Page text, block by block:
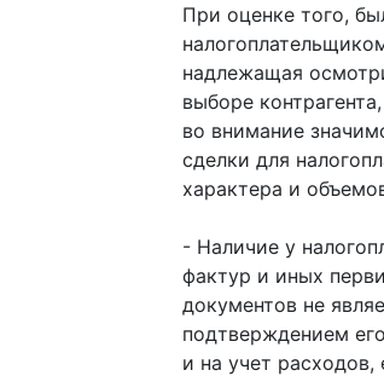
При оценке того,
надлежащая
выборе
во внимание
сделки для
характера и
- Наличие у
фактур и иных
документов не
подтверждением
и на учет расходов,